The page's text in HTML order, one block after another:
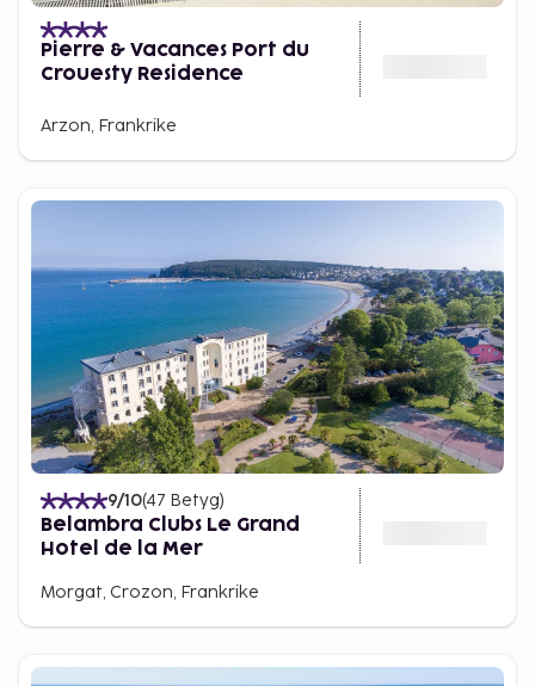
Pierre & Vacances Port du
Crouesty Residence
Arzon, Frankrike
9/10(47 Betyg)
Belambra Clubs Le Grand
Hotel de la Mer
Morgat, Crozon, Frankrike